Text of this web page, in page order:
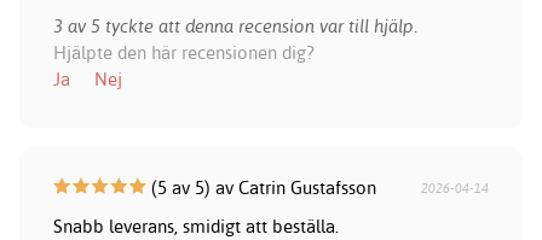
3 av 5 tyckte att denna recension var till hjälp.
Hjälpte den här recensionen dig?
Ja
Nej
(5 av 5) av Catrin Gustafsson 2026-04-14
Snabb leverans, smidigt att beställa.